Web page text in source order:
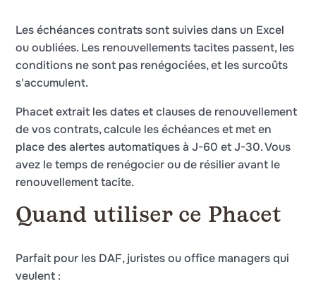
Les échéances contrats sont suivies dans un Excel
ou oubliées. Les renouvellements tacites passent, les
conditions ne sont pas renégociées, et les surcoûts
s'accumulent.
Phacet extrait les dates et clauses de renouvellement
de vos contrats, calcule les échéances et met en
place des alertes automatiques à J-60 et J-30. Vous
avez le temps de renégocier ou de résilier avant le
renouvellement tacite.
Quand utiliser ce Phacet
Parfait pour les DAF, juristes ou office managers qui
veulent :